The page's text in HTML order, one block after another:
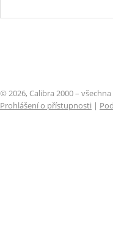
© 2026, Calibra 2000 –
Prohlášení o přístupnosti |